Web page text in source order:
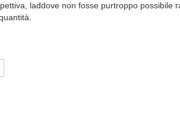
laddove non fosse purtroppo possibile